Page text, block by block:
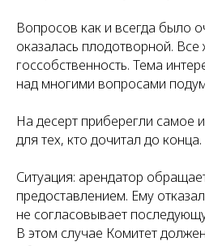
Вопросов как и всегда было
оказалась плодотворной. Все
госсобственность. Тема
над многими вопросами
На десерт приберегли самое
для тех, кто дочитал до конца.
Ситуация: арендатор
предоставлением. Ему
не согласовывает
В этом случае Комитет